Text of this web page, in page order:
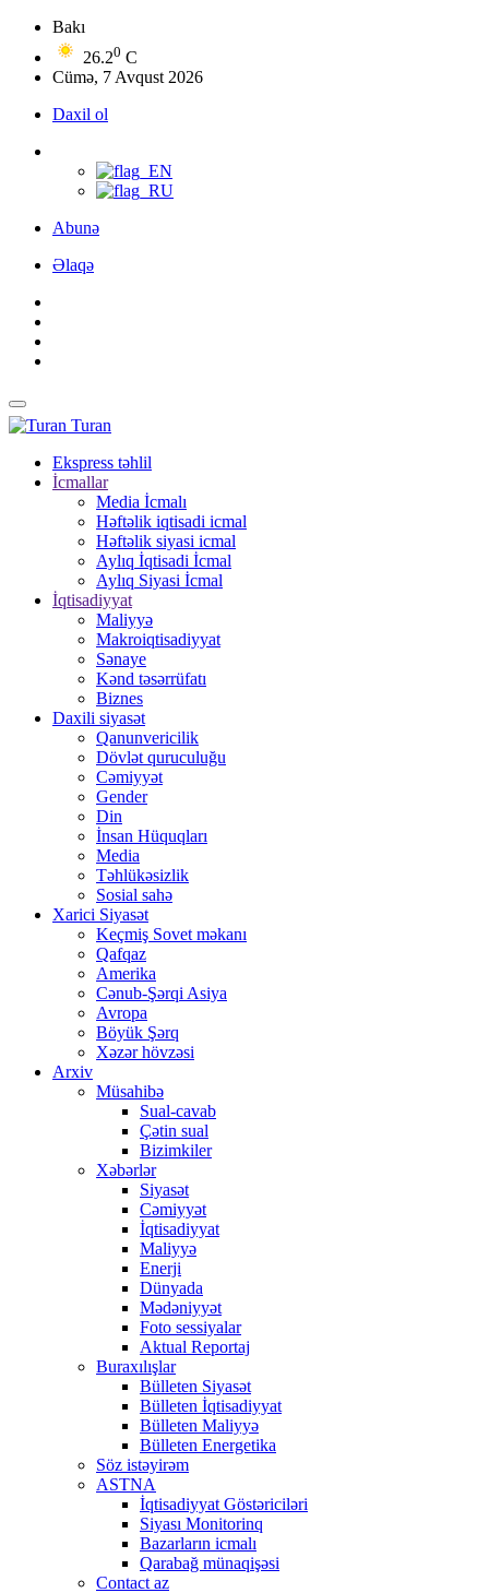
Bakı
26.20 C
Cümə, 7 Avqust 2026
Daxil ol
Abunə
Əlaqə
Turan
Ekspress təhlil
İcmallar
Media İcmalı
Həftəlik iqtisadi icmal
Həftəlik siyasi icmal
Aylıq İqtisadi İcmal
Aylıq Siyasi İcmal
İqtisadiyyat
Maliyyə
Makroiqtisadiyyat
Sənaye
Kənd təsərrüfatı
Biznes
Daxili siyasət
Qanunvericilik
Dövlət quruculuğu
Cəmiyyət
Gender
Din
İnsan Hüquqları
Media
Təhlükəsizlik
Sosial sahə
Xarici Siyasət
Keçmiş Sovet məkanı
Qafqaz
Amerika
Cənub-Şərqi Asiya
Avropa
Böyük Şərq
Xəzər hövzəsi
Arxiv
Müsahibə
Sual-cavab
Çətin sual
Bizimkiler
Xəbərlər
Siyasət
Cəmiyyət
İqtisadiyyat
Maliyyə
Enerji
Dünyada
Mədəniyyət
Foto sessiyalar
Aktual Reportaj
Buraxılışlar
Bülleten Siyasət
Bülleten İqtisadiyyat
Bülleten Maliyyə
Bülleten Energetika
Söz istəyirəm
ASTNA
İqtisadiyyat Göstəriciləri
Siyası Monitorinq
Bazarların icmalı
Qarabağ münaqişəsi
Contact az